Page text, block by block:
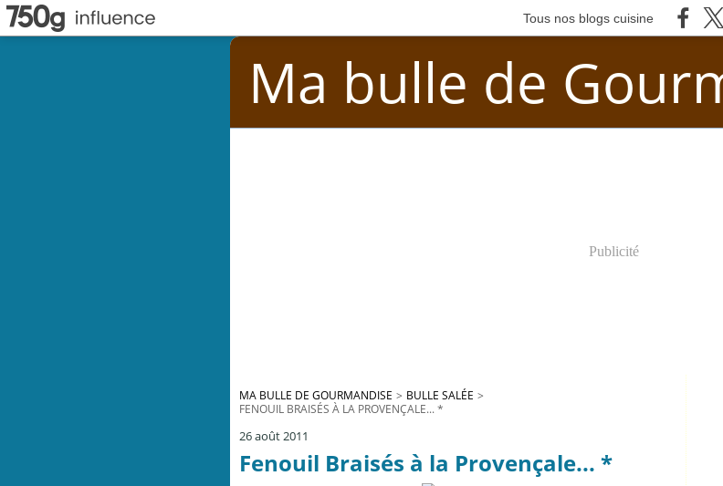
Tous nos blogs cuisine
Ma bulle de
Publicité
MA BULLE DE GOURMANDISE > BULLE SALÉE >
FENOUIL BRAISÉS À LA PROVENÇALE... *
26 août 2011
Fenouil Braisés à la Provençale... *